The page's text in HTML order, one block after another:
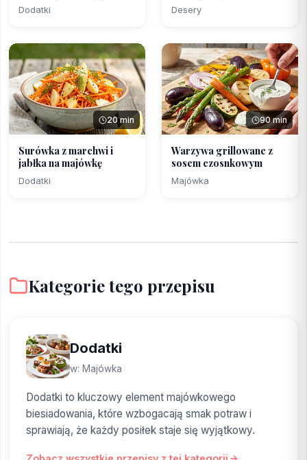
Dodatki Desery
20 min
Surówka z marchwi i
jabłka na majówkę
Dodatki
90 min
Warzywa grillowane z
sosem czosnkowym
Majówka
Kategorie tego przepisu
Dodatki
w: Majówka
Dodatki to kluczowy element majówkowego
biesiadowania, które wzbogacają smak potraw i
sprawiają, że każdy posiłek staje się wyjątkowy.